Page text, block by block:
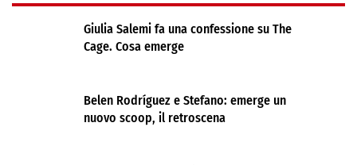
Giulia Salemi fa una confessione su The
Cage. Cosa emerge
Belen Rodríguez e Stefano: emerge un
nuovo scoop, il retroscena